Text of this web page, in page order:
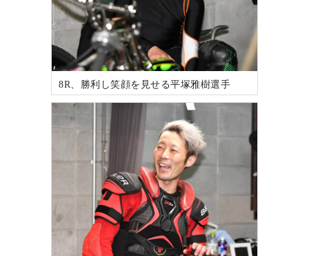
8R、勝利し笑顔を見せる平塚雅樹選手